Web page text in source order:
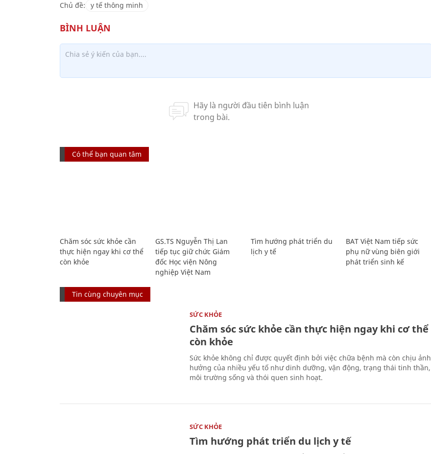
Chủ đề: y tế thông minh
Có thể bạn quan tâm
Chăm sóc sức khỏe cần
thực hiện ngay khi cơ thể
còn khỏe
GS.TS Nguyễn Thị Lan
tiếp tục giữ chức Giám
đốc Học viện Nông
nghiệp Việt Nam
Tìm hướng phát triển du
lịch y tế
BAT Việt Nam tiếp sức
phụ nữ vùng biên giới
phát triển sinh kế
Tin cùng chuyên mục
SỨC KHỎE
Chăm sóc sức khỏe cần thực hiện ngay khi cơ thể
còn khỏe
Sức khỏe không chỉ được quyết định bởi việc chữa bệnh mà còn chịu ảnh
hưởng của nhiều yếu tố như dinh dưỡng, vận động, trạng thái tinh thần,
môi trường sống và thói quen sinh hoạt.
SỨC KHỎE
Tìm hướng phát triển du lịch y tế